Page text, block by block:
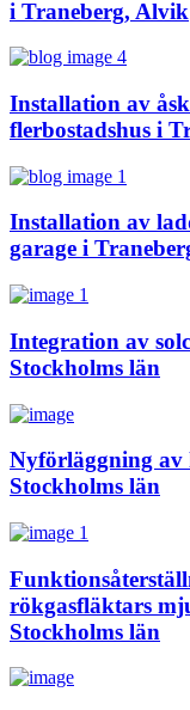
i Traneberg, Alvik
Installation av
flerbostadshus i
Installation av
garage i
Integration av
Stockholms län
Nyförläggning
Stockholms län
rökgasfläktars
Stockholms län